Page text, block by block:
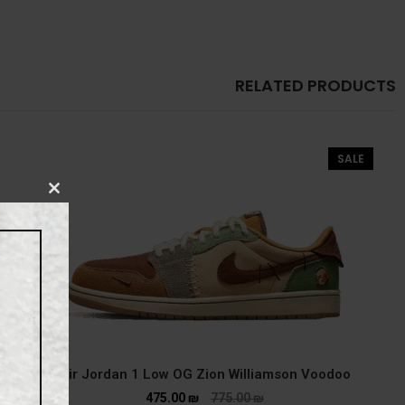
RELATED PRODUCTS
SALE
Air Jordan 1 Low OG Zion Williamson Voodoo
775.00₪
475.00 ₪
CLOSE
MODULE